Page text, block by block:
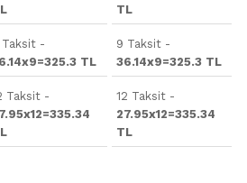
Taksit -
TL
Taksit -
TL
9 Taksit -
36.14x9=325.3 TL
12 Taksit -
27.95x12=335.34
TL